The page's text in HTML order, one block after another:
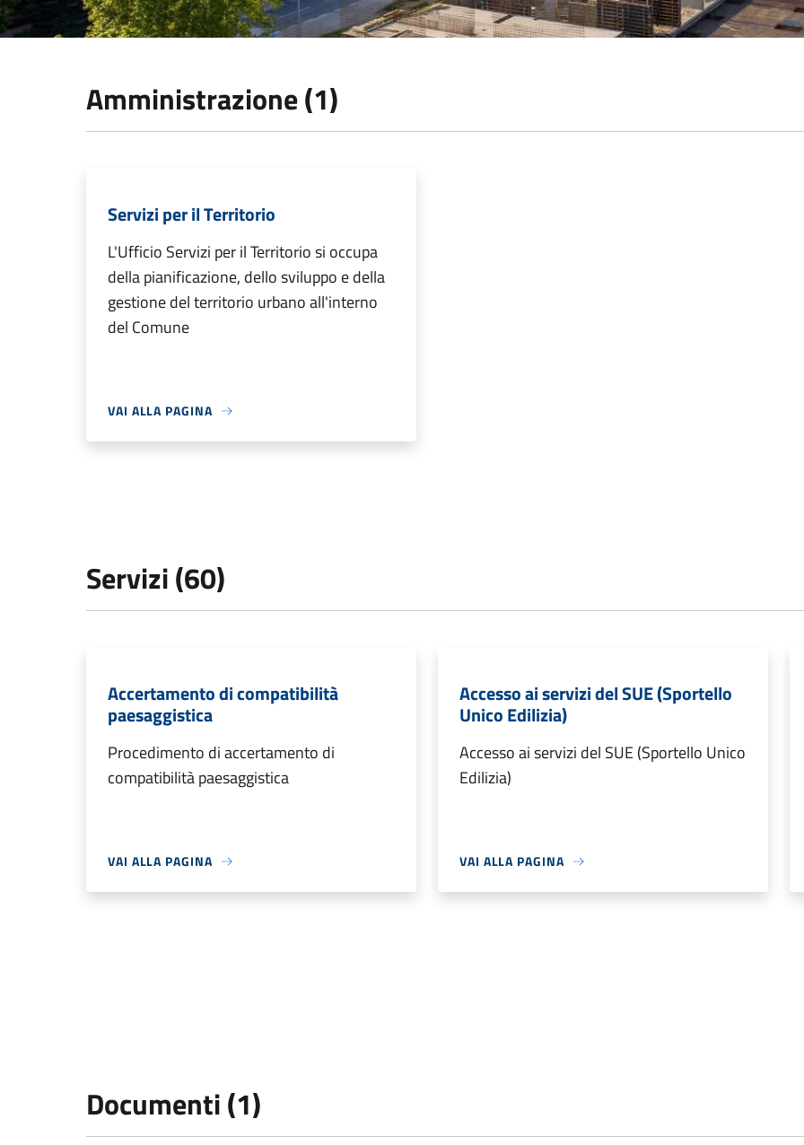
Amministrazione (1)
Servizi per il Territorio
L'Ufficio Servizi per il Territorio si occupa
della pianificazione, dello sviluppo e della
gestione del territorio urbano all'interno
del Comune
VAI ALLA PAGINA
Servizi (60)
Accertamento di compatibilità
paesaggistica
Procedimento di accertamento di
compatibilità paesaggistica
VAI ALLA PAGINA
Accesso ai servizi del SUE (Sportello
Unico Edilizia)
Accesso ai servizi del SUE (Sportello Unico
Edilizia)
VAI ALLA PAGINA
Documenti (1)